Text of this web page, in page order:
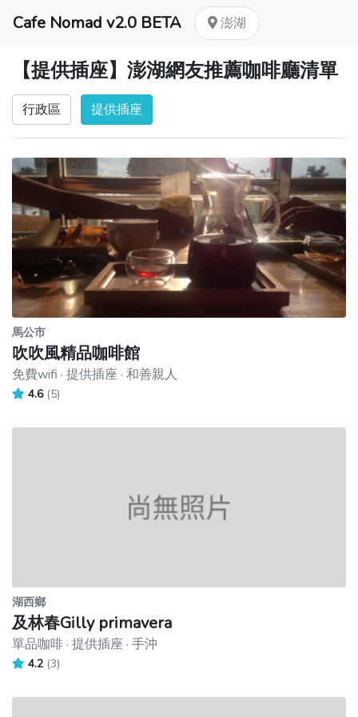
Cafe Nomad v2.0 BETA 澎湖
【提供插座】澎湖網友推薦咖啡廳清單
行政區 提供插座
馬公市
吹吹風精品咖啡館
免費wifi · 提供插座 · 和善親人
4.6 (5)
湖西鄉
及林春Gilly primavera
單品咖啡 · 提供插座 · 手沖
4.2 (3)